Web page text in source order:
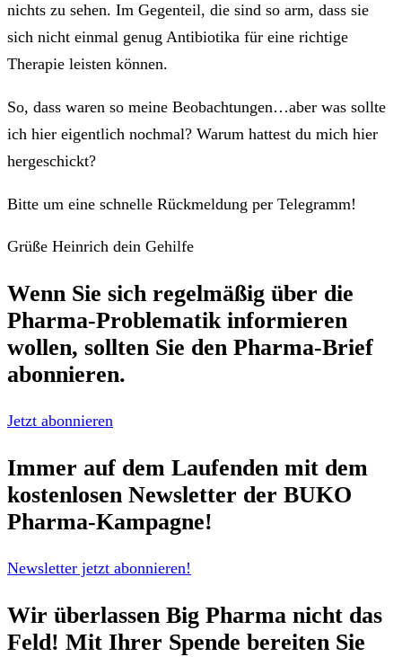
nichts zu sehen. Im Gegenteil, die sind so arm, dass sie
sich nicht einmal genug Antibiotika für eine richtige
Therapie leisten können.
So, dass waren so meine Beobachtungen…aber was sollte
ich hier eigentlich nochmal? Warum hattest du mich hier
hergeschickt?
Bitte um eine schnelle Rückmeldung per Telegramm!
Grüße Heinrich dein Gehilfe
Wenn Sie sich regelmäßig über die
Pharma-Problematikinformieren
wollen, sollten Sie den Pharma-Brief
abonnieren.
Jetzt abonnieren
Immer auf dem Laufenden mit dem
kostenlosen Newsletter der BUKO
Pharma-Kampagne!
Newsletter jetzt abonnieren!
Wir überlassen Big Pharma nicht das
Feld! Mit Ihrer Spende bereiten Sie